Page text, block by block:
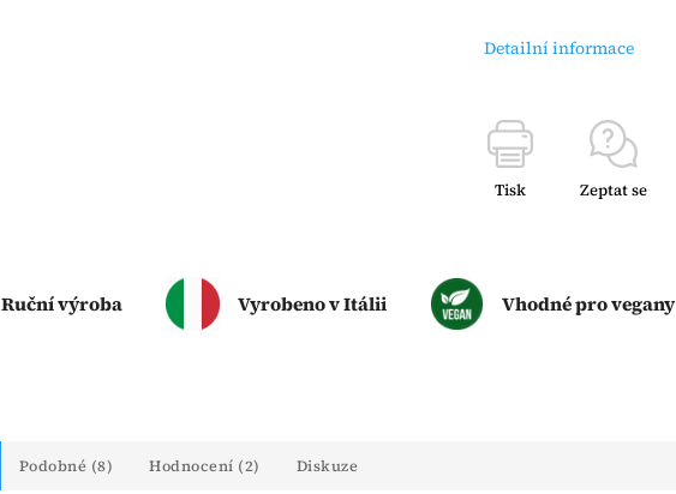
Detailní informace
Tisk Zeptat se
Ruční výroba Vyrobeno v Itálii Vhodné pro vegany
Podobné (8) Hodnocení (2) Diskuze